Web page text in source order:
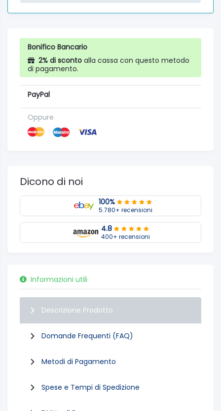
Bonifico Bancario
2% di sconto alla cassa con questo metodo
di pagamento.
PayPal
Oppure
Dicono di noi
100%
5.780+ recensioni
4.8
400+ recensioni
Informazioni utili
Descrizione Prodotto
Domande Frequenti (FAQ)
Metodi di Pagamento
Spese e Tempi di Spedizione